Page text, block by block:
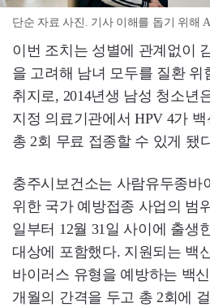
단순 자료 사진. 기사 이해를 돕기 위해
이번 조치는 성별에 관계없이
을 고려해 남녀 모두를 질환 위
취지로, 2014년생 남성 청소년
지정 의료기관에서 HPV 4가
총 2회 무료 접종할 수 있게 됐
충주시보건소는 사람유두종바
위한 국가 예방접종 사업의 범
일부터 12월 31일 사이에 출생
대상에 포함했다. 지원되는 백
바이러스 유형을 예방하는 백
개월의 간격을 두고 총 2회에